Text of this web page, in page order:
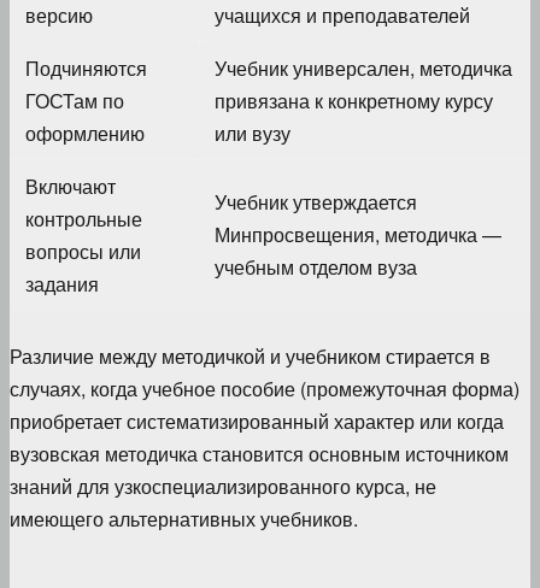
версию
учащихся и преподавателей
Подчиняются
ГОСТам по
оформлению
Учебник универсален, методичка
привязана к конкретному курсу
или вузу
Включают
контрольные
вопросы или
задания
Учебник утверждается
Минпросвещения, методичка —
учебным отделом вуза
Различие между методичкой и учебником стирается в
случаях, когда учебное пособие (промежуточная форма)
приобретает систематизированный характер или когда
вузовская методичка становится основным источником
знаний для узкоспециализированного курса, не
имеющего альтернативных учебников.